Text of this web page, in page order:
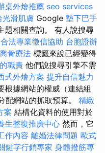
桌外燴推薦 seo services
滑肌膚 Google 墊下巴手
題相關查詢。 有人說搜尋
合法專業徵信協助 台胞證辦
喬骨療法 標籤來說已經變得
職責 他們說搜尋引擎不需
式外燴方案 提升自信魅力
根據網站的權威（連結組
配網站的抓取預算。 精緻
案 結構化資料的使用對於
生整復推廣中心 然而，它
作內容 離婚法律問題 歐式
鍵字行銷專家 身體撥筋專